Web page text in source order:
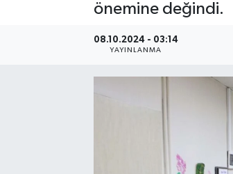
önemine değindi.
08.10.2024 - 03:14
YAYINLANMA